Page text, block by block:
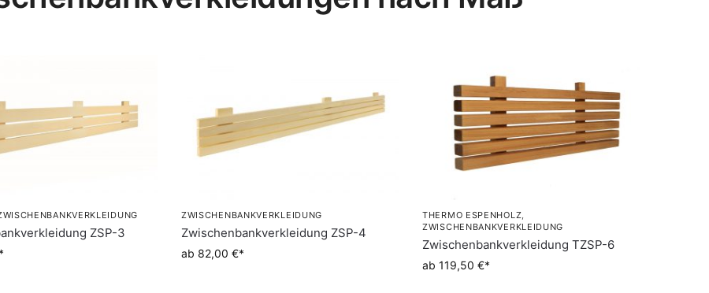
ZSP-3
ZWISCHENBANKVERKLEIDUNG
Zwischenbankverkleidung ZSP-4
ab 82,00 €
THERMO ESPENHOLZ,
ZWISCHENBANKVERKLEIDUNG
Zwischenbankverkleidung TZSP-6
ab 119,50 €